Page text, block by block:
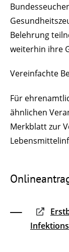
Belehrung
weiterhin ihre
Vereinfachte
Für
ähnlichen
Merkblatt zur